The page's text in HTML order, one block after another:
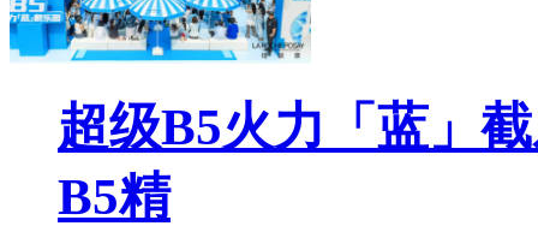
超级B5火力「蓝」
B5精